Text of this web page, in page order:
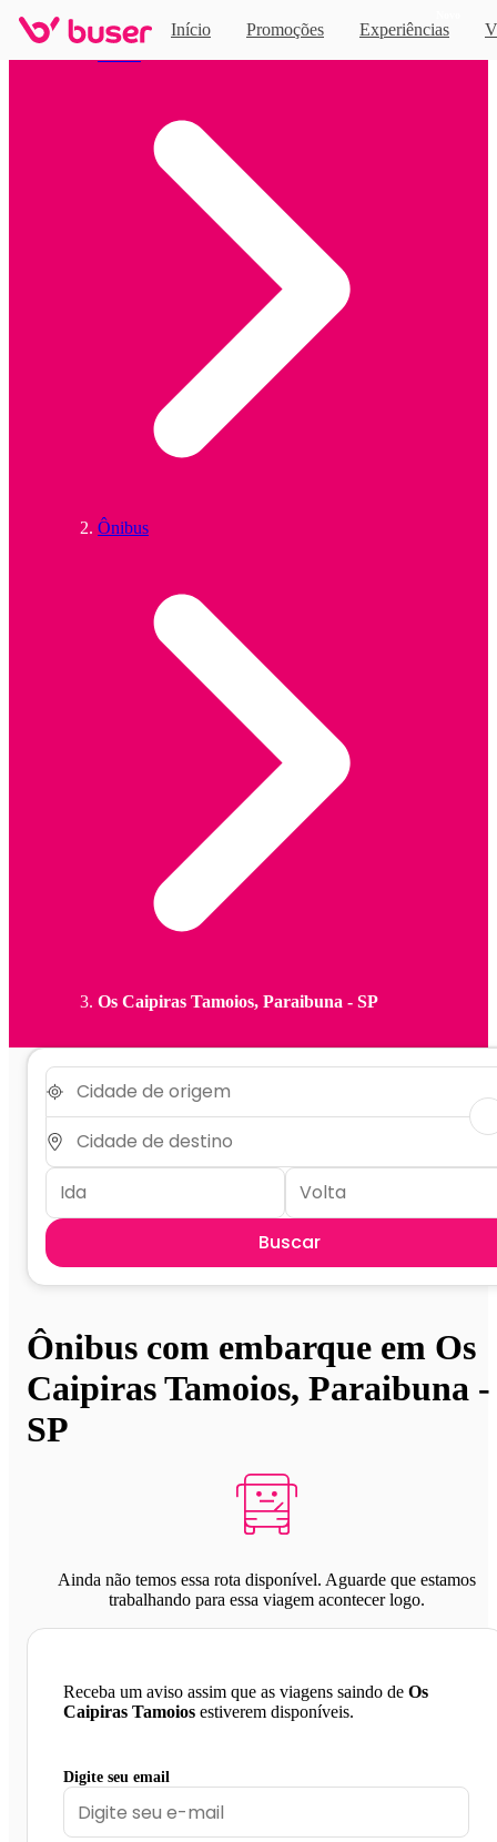
Início Promoções Experiências
Ônibus
Os Caipiras Tamoios, Paraibuna - SP
Buscar
Ônibus com embarque em Os
Caipiras Tamoios, Paraibuna -
SP
Ainda não temos essa rota disponível. Aguarde que estamos
trabalhando para essa viagem acontecer logo.
Receba um aviso assim que as viagens saindo de Os
Caipiras Tamoios estiverem disponíveis.
Digite seu email